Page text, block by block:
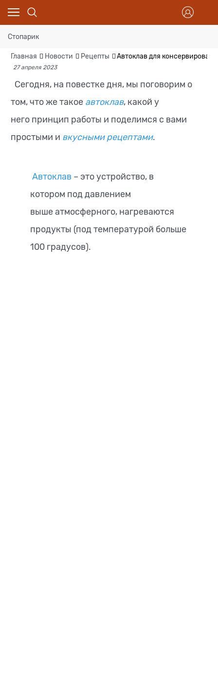
Стопарик
Главная Новости Рецепты Автоклав для
27 апреля 2023
Сегодня, на повестке дня, мы поговорим о
том, что же такое автоклав, какой у
него принцип работы и поделимся с вами
простыми и вкусными рецептами.
Автоклав – это устройство, в
котором под давлением
выше атмосферного, нагреваются
продукты (под температурой больше
100 градусов).